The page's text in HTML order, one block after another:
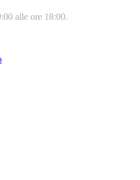
alle ore 18:00.